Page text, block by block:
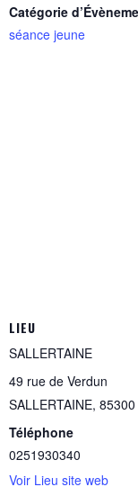
Catégorie
séance jeune
LIEU
SALLERTAINE
49 rue de Verdun
SALLERTAINE, 85300
Téléphone
0251930340
Voir Lieu site web